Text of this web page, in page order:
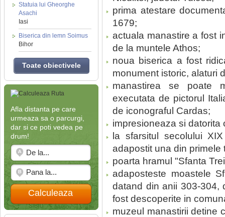
Statuia lui Gheorghe
Asachi
Iasi
Biserica din lemn Soimus
Bihor
Toate obiectivele
Afla distanta pe care
urmeaza sa o parcurgi,
dar si ce poti vedea pe
drum!
Calculeaza
prima atestare
1679;
actuala manastire a fost
de la muntele Athos;
noua biserica a fost
monument istoric, alaturi
manastirea se poate
executata de pictorul
de iconograful Cardas;
impresioneaza si datorita
la sfarsitul secolului
adapostit una din primele
poarta hramul "Sfanta
adaposteste moastele
datand din anii 303-304,
fost descoperite in
muzeul manastirii detine